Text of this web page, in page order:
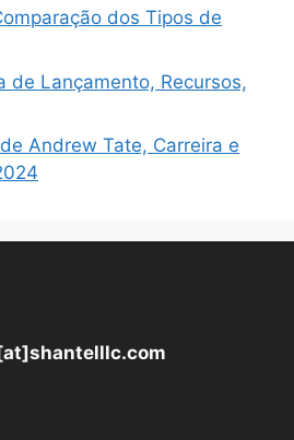
dos Tipos de
de Lançamento, Recursos,
Andrew Tate, Carreira e